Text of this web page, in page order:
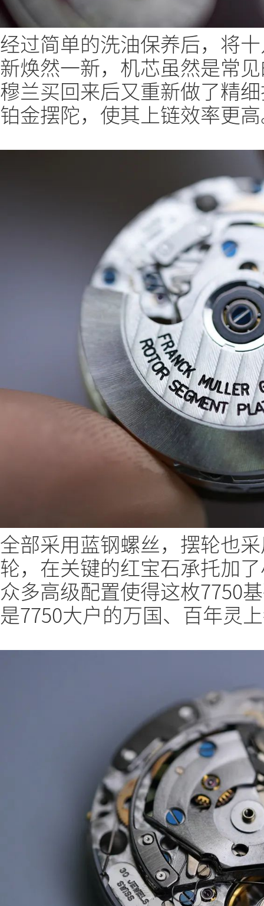
经过简单的洗油保养后，将
新焕然一新，机芯虽然是常
穆兰买回来后又重新做了精
铂金摆陀，使其上链效率更
全部采用蓝钢螺丝，摆轮也
轮，在关键的红宝石承托加
众多高级配置使得这枚7750
是7750大户的万国、百年灵